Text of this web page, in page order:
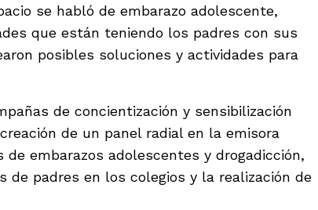
se habló de embarazo adolescente,
que están teniendo los padres con sus
posibles soluciones y actividades para
de concientización y sensibilización
de un panel radial en la emisora
embarazos adolescentes y drogadicción,
de padres en los colegios y la realización de